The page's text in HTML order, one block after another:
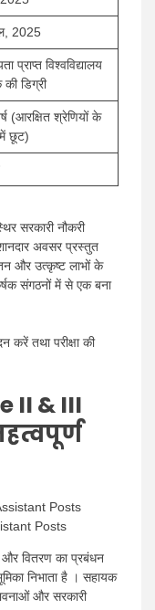
2025
प्राप्त विश्वविद्यालय
डिग्री
(आरक्षित श्रेणियों के
छूट)
सरकारी नौकरी
अवसर प्रस्तुत
और उत्कृष्ट लाभों के
संगठनों में से एक बना
करें तथा परीक्षा की
II & III
Posts
और वितरण का प्रबंधन
निभाता है । सहायक
और सरकारी